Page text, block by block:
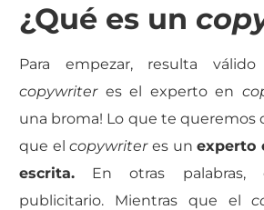
¿Qué es un
Para empezar, resulta
copywriteres el experto en
una broma! Lo que te queremos
que elcopywriteres unexperto
escrita. En otras palabras,
publicitario. Mientras que el